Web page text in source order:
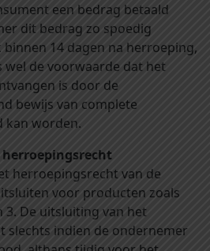
een bedrag betaald
dit bedrag zo spoedig
14 dagen na herroeping,
de voorwaarde dat het
is door de
bewijs van complete
kan worden.
herroepingsrecht van de
voor producten zoals
De uitsluiting van het
slechts indien de ondernemer